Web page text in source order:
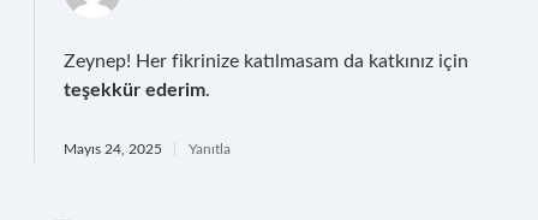
Zeynep! Her fikrinize katılmasam da katkınız için
teşekkür ederim.
Mayıs 24, 2025 Yanıtla